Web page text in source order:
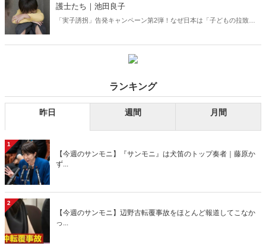
護士たち｜池田良子
「実子誘拐」告発キャンペーン第2弾！なぜ日本は「子どもの拉致国
か。子どもの権利をどう考えているのか。海外のケースだけではな
い。国内でも「実子誘拐」は日常的に行われているのだ。実名告発！
ランキング
昨日 週間 月間
1
【今週のサンモニ】『サンモニ』は犬笛のトップ奏者｜藤原か
ず...
2
【今週のサンモニ】辺野古転覆事故をほとんど報道してこなか
っ...